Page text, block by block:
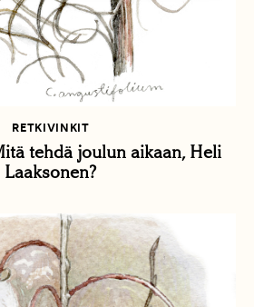
RETKIVINKIT
tehdä joulun aikaan, Heli
Laaksonen?